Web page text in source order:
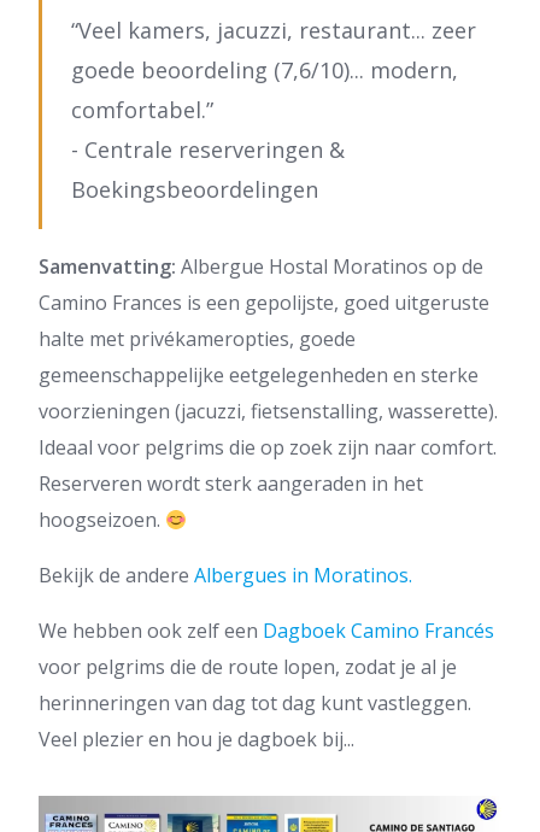
“Veel kamers, jacuzzi, restaurant... zeer
goede beoordeling (7,6/10)... modern,
comfortabel.”
- Centrale reserveringen &
Boekingsbeoordelingen
Samenvatting: Albergue Hostal Moratinos op de
Camino Frances is een gepolijste, goed uitgeruste
halte met privékameropties, goede
gemeenschappelijke eetgelegenheden en sterke
voorzieningen (jacuzzi, fietsenstalling, wasserette).
Ideaal voor pelgrims die op zoek zijn naar comfort.
Reserveren wordt sterk aangeraden in het
hoogseizoen.
Bekijk de andere Albergues in Moratinos.
We hebben ook zelf een Dagboek Camino Francés
voor pelgrims die de route lopen, zodat je al je
herinneringen van dag tot dag kunt vastleggen.
Veel plezier en hou je dagboek bij...